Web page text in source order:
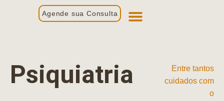
Agende sua Consulta
Psiquiatria
Entre tantos
cuidados com
o